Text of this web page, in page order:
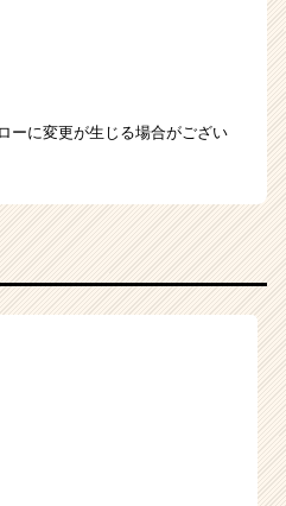
ーに変更が生じる場合がござい